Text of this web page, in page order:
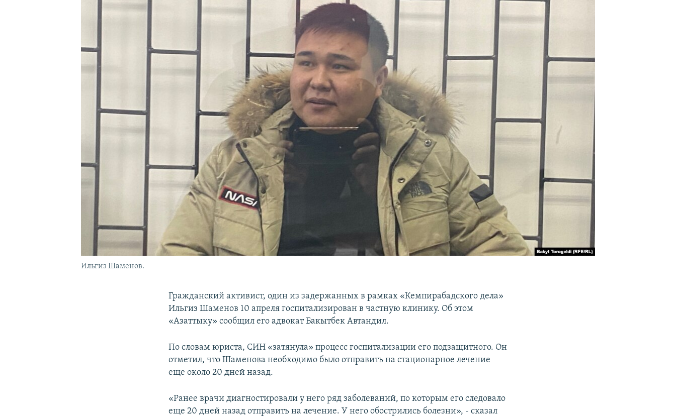
Ильгиз Шаменов.
Гражданский активист, один из задержанных в рамках «Кемпирабадского дела»
Ильгиз Шаменов 10 апреля госпитализирован в частную клинику. Об этом
«Азаттыку» сообщил его адвокат Бакытбек Автандил.
По словам юриста, СИН «затянула» процесс госпитализации его подзащитного. Он
отметил, что Шаменова необходимо было отправить на стационарное лечение
еще около 20 дней назад.
«Ранее врачи диагностировали у него ряд заболеваний, по которым его следовало
еще 20 дней назад отправить на лечение. У него обострились болезни», - сказал